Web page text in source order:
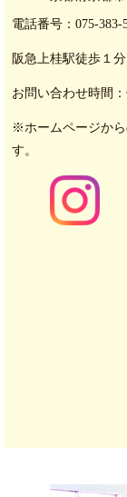
電話番号：075-383-
阪急上桂駅徒歩１分
お問い合わせ時間：
※ホームページか
す。